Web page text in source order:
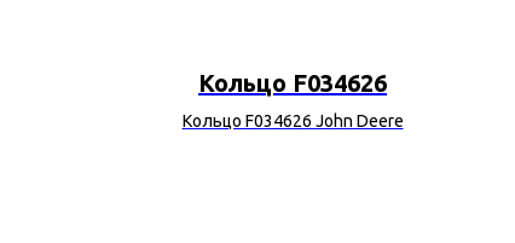
Кольцо F034626
Кольцо F034626 John Deere